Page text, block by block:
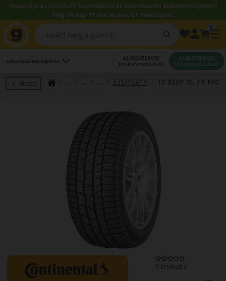
Használja a LENDÜLET kuponkódot és szereltessen kedvezményesen!
Még 54 nap 19 óra 39 perc 01 másodperc.
LEGKÖZELEBBI SZERVIZ AUTÓSZERVIZ
IDŐPONTFOGLALÁS
GUMISZERVIZ
IDŐPONTFOGLALÁS
Vissza 235/45R19
0 értékelés